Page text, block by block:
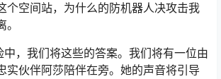
个空间站，为什么的防机器人决攻击我
，我们将这些的答案。我们将有一位由
实伙伴阿莎陪伴在旁。她的声音将引导